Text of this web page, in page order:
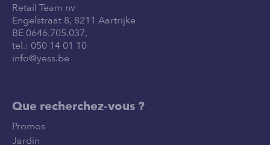
Retail Team nv
Engelstraat 8, 8211 Aartrijke
BE 0646.705.037,
tel.: 050 14 01 10
info@yess.be
Que recherchez-vous ?
Promos
Jardin